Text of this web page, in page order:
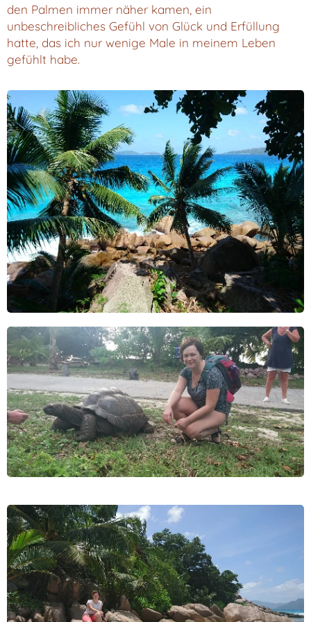
den Palmen immer näher kamen, ein
unbeschreibliches Gefühl von Glück und Erfüllung
hatte, das ich nur wenige Male in meinem Leben
gefühlt habe.